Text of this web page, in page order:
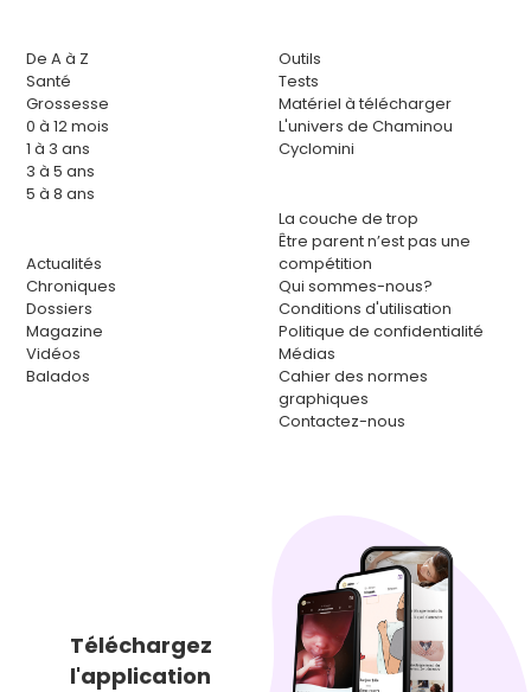
De A à Z
Santé
Grossesse
0 à 12 mois
1 à 3 ans
3 à 5 ans
5 à 8 ans
Actualités
Chroniques
Dossiers
Magazine
Vidéos
Balados
Outils
Tests
Matériel à télécharger
L'univers de Chaminou
Cyclomini
La couche de trop
Être parent n’est pas une
compétition
Qui sommes-nous?
Conditions d'utilisation
Politique de confidentialité
Médias
Cahier des normes
graphiques
Contactez-nous
Téléchargez
l'application